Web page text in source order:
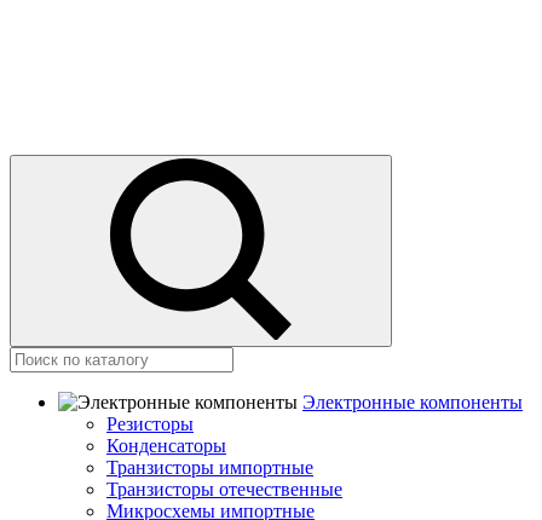
Электронные компоненты
Резисторы
Конденсаторы
Транзисторы импортные
Транзисторы отечественные
Микросхемы импортные